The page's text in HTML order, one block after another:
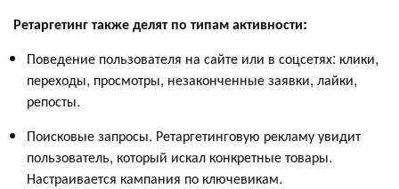
Ретаргетинг также делят по типам активности:
Поведение пользователя на сайте или в соцсетях: клики,
переходы, просмотры, незаконченные заявки, лайки,
репосты.
Поисковые запросы. Ретаргетинговую рекламу увидит
пользователь, который искал конкретные товары.
Настраивается кампания по ключевикам.